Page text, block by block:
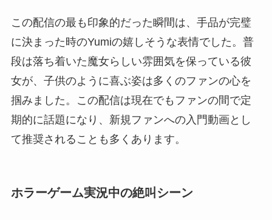
この配信の最も印象的だった瞬間は、手品が完璧
に決まった時のYumiの嬉しそうな表情でした。普
段は落ち着いた魔女らしい雰囲気を保っている彼
女が、子供のように喜ぶ姿は多くのファンの心を
掴みました。この配信は現在でもファンの間で定
期的に話題になり、新規ファンへの入門動画とし
て推奨されることも多くあります。
ホラーゲーム実況中の絶叫シーン